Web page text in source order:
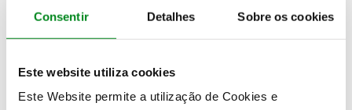
Consentir Detalhes Sobre os cookies
Este website utiliza cookies
Este Website permite a utilização de Cookies e
Automóvel Club de Portugal, começou hoje...